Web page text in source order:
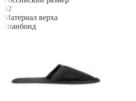
42
Материал верха
спанбонд